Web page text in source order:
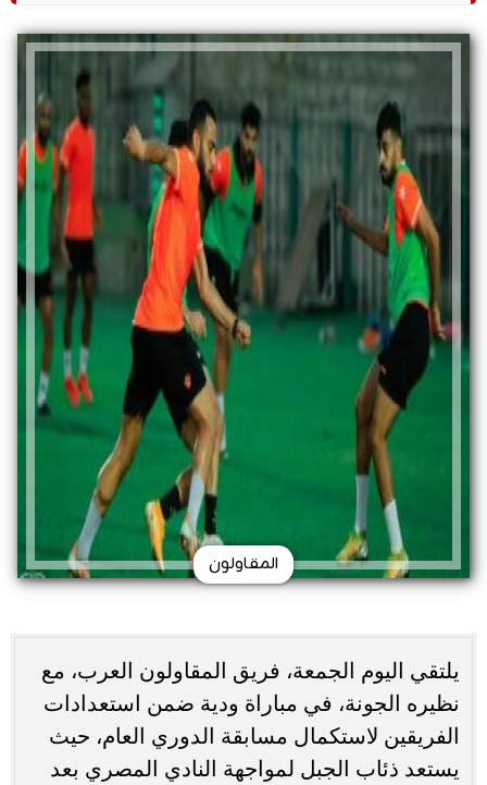
المقاولون
يلتقي اليوم الجمعة، فريق المقاولون العرب، مع
نظيره الجونة، في مباراة ودية ضمن استعدادات
الفريقين لاستكمال مسابقة الدوري العام، حيث
يستعد ذئاب الجبل لمواجهة النادي المصري بعد